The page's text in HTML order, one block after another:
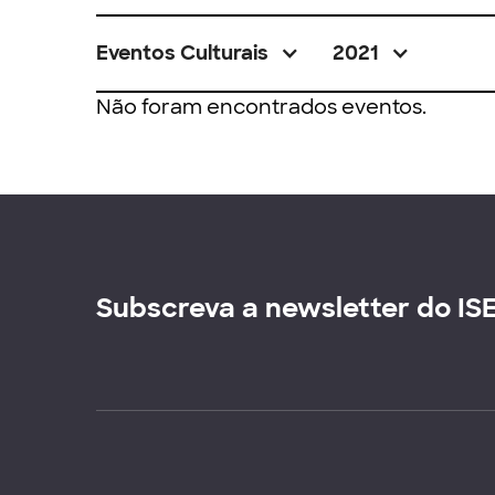
Eventos Culturais 2021
Não foram encontrados eventos.
Subscreva a newsletter do